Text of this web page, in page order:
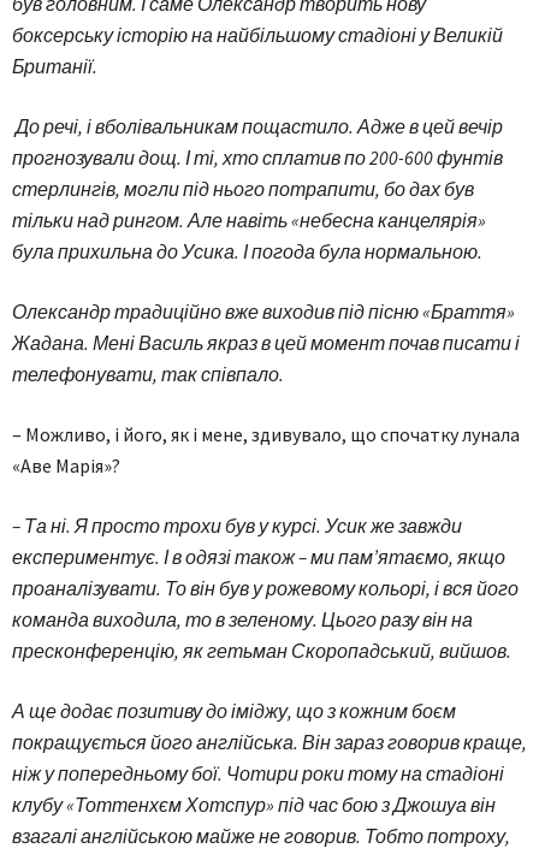
боксерську історію на найбільшому стадіоні у Великій
Британії.
До речі, і вболівальникам пощастило. Адже в цей вечір
прогнозували дощ. І ті, хто сплатив по 200-600 фунтів
стерлингів, могли під нього потрапити, бо дах був
тільки над рингом. Але навіть «небесна канцелярія»
була прихильна до Усика. І погода була нормальною.
Олександр традиційно вже виходив під пісню «Браття»
Жадана. Мені Василь якраз в цей момент почав писати і
телефонувати, так співпало.
– Можливо, і його, як і мене, здивувало, що спочатку лунала
«Аве Марія»?
– Та ні. Я просто трохи був у курсі. Усик же завжди
експериментує. І в одязі також – ми пам’ятаємо, якщо
проаналізувати. То він був у рожевому кольорі, і вся його
команда виходила, то в зеленому. Цього разу він на
пресконференцію, як гетьман Скоропадський, вийшов.
А ще додає позитиву до іміджу, що з кожним боєм
покращується його англійська. Він зараз говорив краще,
ніж у попередньому бої. Чотири роки тому на стадіоні
клубу «Тоттенхєм Хотспур» під час бою з Джошуа він
взагалі англійською майже не говорив. Тобто потроху,